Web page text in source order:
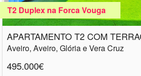
T2 Duplex na Forca Vouga
Aveiro, Aveiro, Glória e Vera Cruz
495.000€